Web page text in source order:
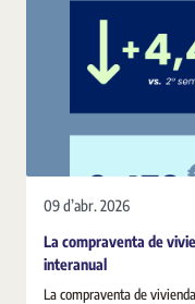
09 d’abr. 2026
La compraventa de
interanual
La compraventa de